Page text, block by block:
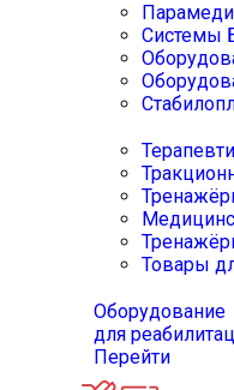
Системы
Товары
Оборудование
для
Перейти